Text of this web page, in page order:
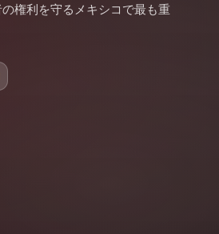
権利を守るメキシコで最も重